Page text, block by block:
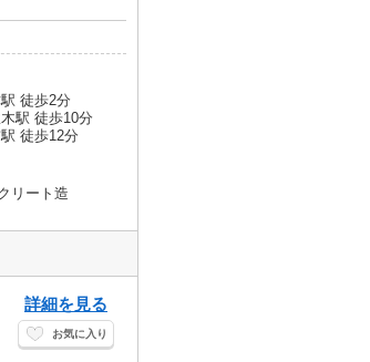
徒歩2分
駅 徒歩10分
徒歩12分
リート造
詳細を見る
お気に入り